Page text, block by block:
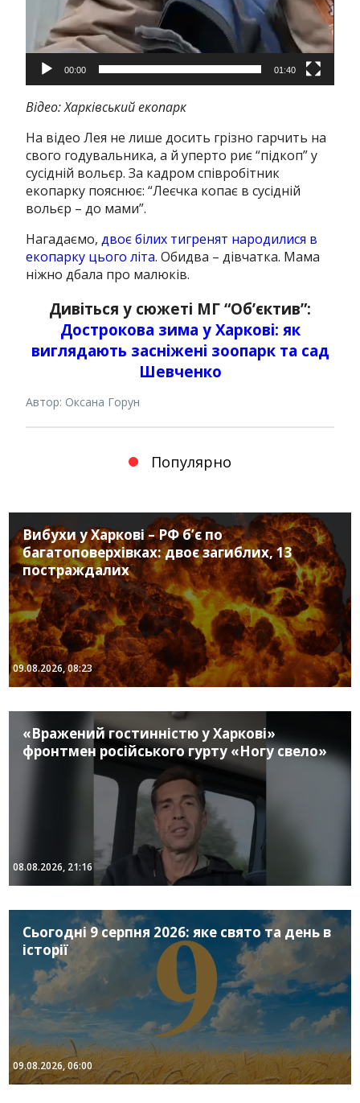
00:00 01:40
Відео: Харківський екопарк
На відео Лея не лише досить грізно гарчить на
свого годувальника, а й уперто риє “підкоп” у
сусідній вольєр. За кадром співробітник
екопарку пояснює: “Леєчка копає в сусідній
вольєр – до мами”.
Нагадаємо,двоє білих тигренят народилися в
екопарку цього літа. Обидва – дівчатка. Мама
ніжно дбала про малюків.
Дивіться у сюжеті МГ “Об’єктив”:
Дострокова зима у Харкові: як
виглядають засніжені зоопарк та сад
Шевченко
Автор: Оксана Горун
Популярно
Вибухи у Харкові – РФ б’є по
багатоповерхівках: двоє загиблих, 13
постраждалих
09.08.2026, 08:23
«Вражений гостинністю у Харкові»
фронтмен російського гурту «Ногу свело»
08.08.2026, 21:16
Сьогодні 9 серпня 2026: яке свято та день в
історії
09.08.2026, 06:00